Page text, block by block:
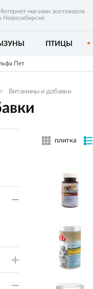
магазин зоотоваров
Новосибирске
ПТИЦЫ
Пет
Витамины и добавки
плитка